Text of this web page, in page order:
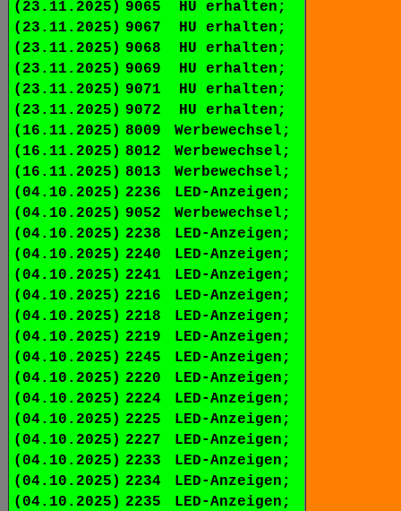
(23.11.2025) 9065
HU erhalten;
(23.11.2025) 9067
HU erhalten;
(23.11.2025) 9068
HU erhalten;
(23.11.2025) 9069
HU erhalten;
(23.11.2025) 9071
HU erhalten;
(23.11.2025) 9072
HU erhalten;
(16.11.2025) 8009
Werbewechsel;
(16.11.2025) 8012
Werbewechsel;
(16.11.2025) 8013
Werbewechsel;
(04.10.2025) 2236
LED-Anzeigen;
(04.10.2025) 9052
Werbewechsel;
(04.10.2025) 2238
LED-Anzeigen;
(04.10.2025) 2240
LED-Anzeigen;
(04.10.2025) 2241
LED-Anzeigen;
(04.10.2025) 2216
LED-Anzeigen;
(04.10.2025) 2218
LED-Anzeigen;
(04.10.2025) 2219
LED-Anzeigen;
(04.10.2025) 2245
LED-Anzeigen;
(04.10.2025) 2220
LED-Anzeigen;
(04.10.2025) 2224
LED-Anzeigen;
(04.10.2025) 2225
LED-Anzeigen;
(04.10.2025) 2227
LED-Anzeigen;
(04.10.2025) 2233
LED-Anzeigen;
(04.10.2025) 2234
LED-Anzeigen;
(04.10.2025) 2235
LED-Anzeigen;